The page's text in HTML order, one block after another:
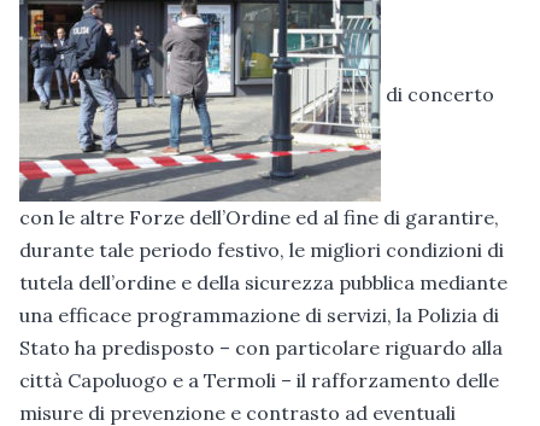
di concerto
con le altre Forze dell’Ordine ed al fine di garantire,
durante tale periodo festivo, le migliori condizioni di
tutela dell’ordine e della sicurezza pubblica mediante
una efficace programmazione di servizi, la Polizia di
Stato ha predisposto – con particolare riguardo alla
città Capoluogo e a Termoli – il rafforzamento delle
misure di prevenzione e contrasto ad eventuali